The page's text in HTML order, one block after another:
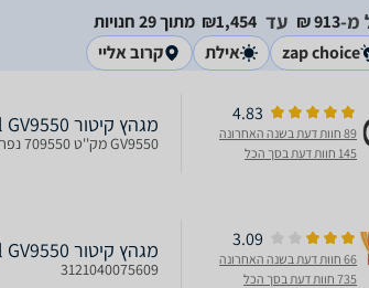
מ-913‏ ₪ עד 1,454‏₪
מתוך 29 חנויות
zap choice אילת
קרוב אליי
4.83
89 חוות דעת בשנה האחרונה
145 חוות דעת בסך הכל
מגהץ ‏קיטור Tefal GV9550 טפאל יבואן רשמי!
GV9550 מק''ט 709550 נפח מיכל מים 1.9 ליטר | שימוש במי ברז | גיהוץ אנכי
3.09
66 חוות דעת בשנה האחרונה
735 חוות דעת בסך הכל
מגהץ קיטור Tefal GV9550
3121040075609